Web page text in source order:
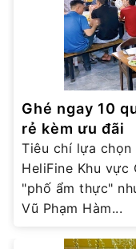
Ghé ngay 10
rẻ kèm ưu đãi
Tiêu chí lựa chọn
HeliFine Khu
"phố ẩm thực"
Vũ Phạm Hàm...